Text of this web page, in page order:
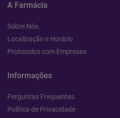
A Farmácia
Sobre Nós
Localização e Horário
Protocolos com Empresas
Informações
Perguntas Frequentes
Política de Privacidade